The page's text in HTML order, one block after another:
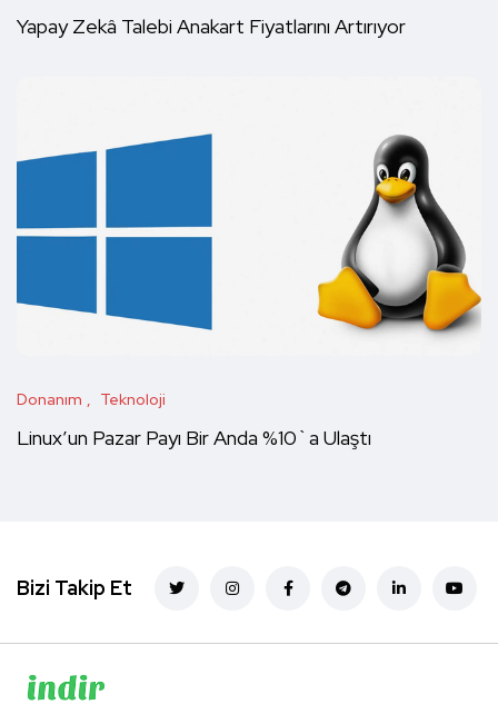
Yapay Zekâ Talebi Anakart Fiyatlarını Artırıyor
Donanım Teknoloji
Linux’un Pazar Payı Bir Anda %10`a Ulaştı
Bizi Takip Et